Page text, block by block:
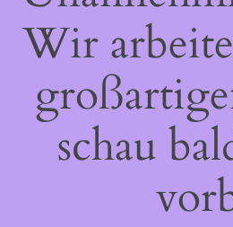
Wir
schau